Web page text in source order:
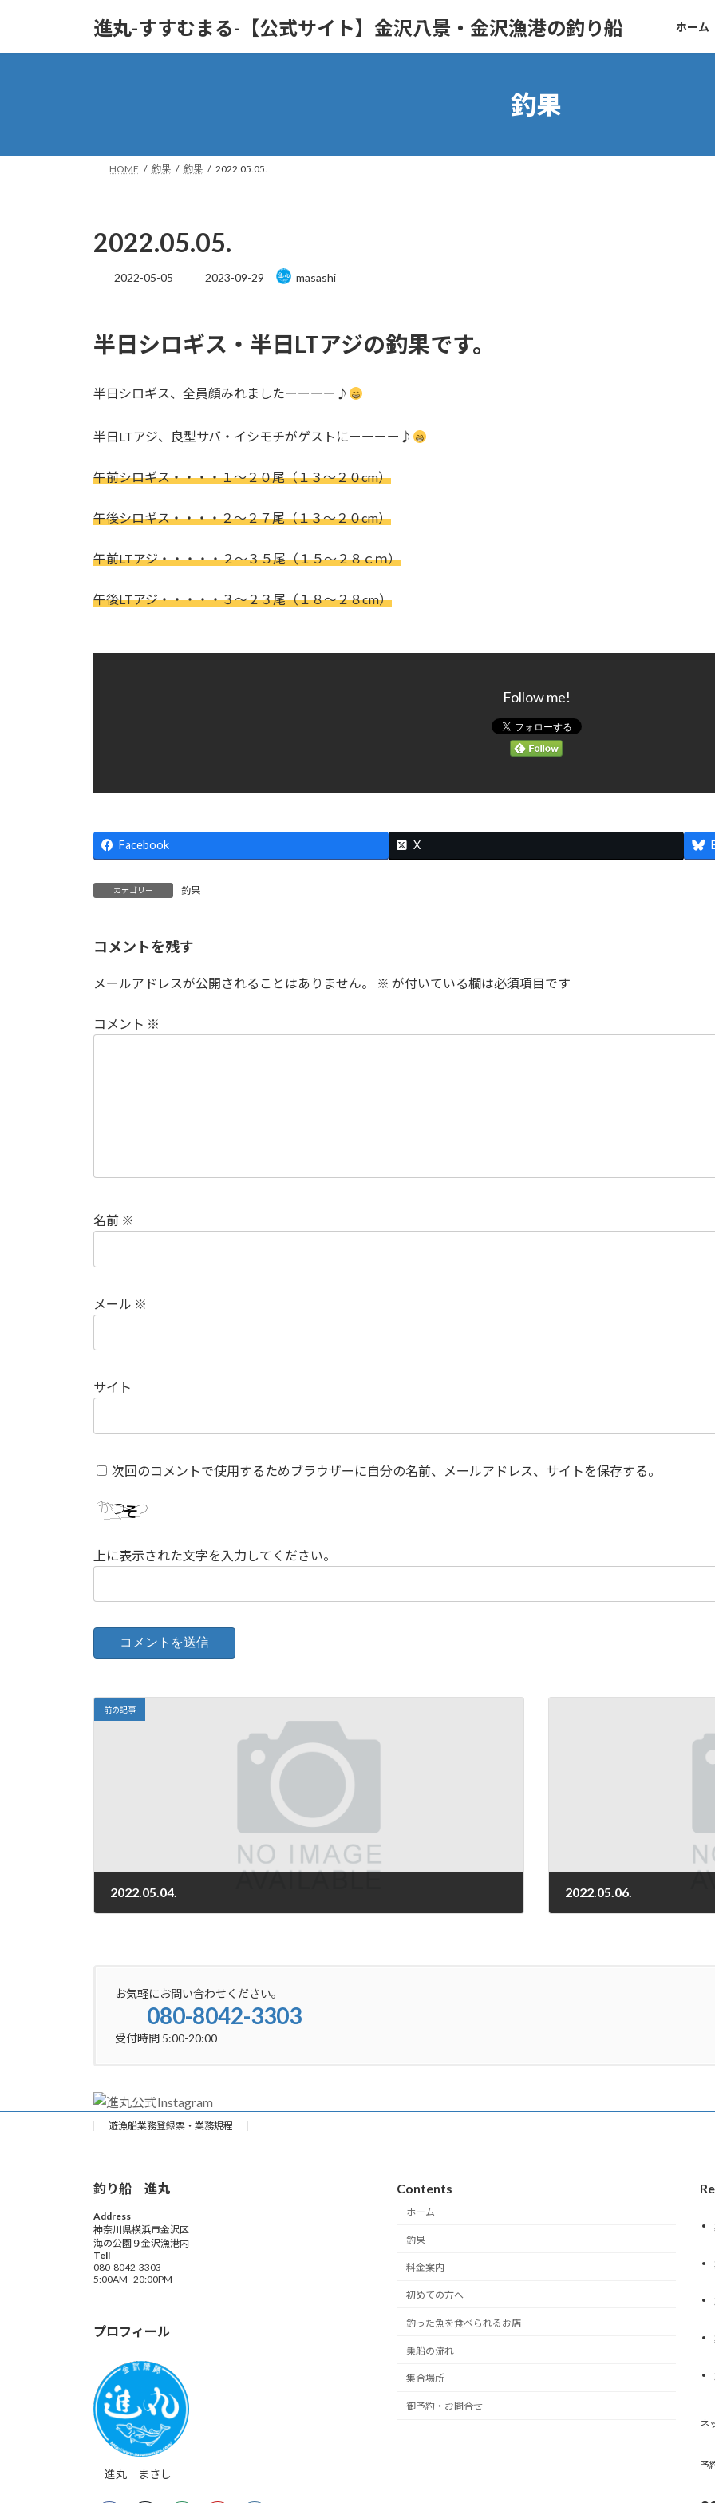
進丸-すすむまる-【公式サイト】金沢八景・金沢漁港の釣り船 ホーム
釣果
HOME 釣果 釣果 2022.05.05.
2022.05.05.
2022-05-05
最
日
時
2023-09-29 masashi
半日シロギス・半日LTアジの釣果です。
半日シロギス、全員顔みれましたーーーー♪
半日LTアジ、良型サバ・イシモチがゲストにーーーー♪
午前シロギス・・・・１～２０尾（１３～２０cm）
午後シロギス・・・・２～２７尾（１３～２０cm）
午前LTアジ・・・・・２～３５尾（１５～２８ｃｍ）
午後LTアジ・・・・・３～２３尾（１８～２８cm）
Follow me!
Facebook X
カテゴリー 釣果
コメントを残す
メールアドレスが公開されることはありません。 ※ が付いている欄は必須項目です
コメント ※
名前 ※
メール ※
サイト
次回のコメントで使用するためブラウザーに自分の名前、メールアドレス、サイトを保存する。
上に表示された文字を入力してください。
前の記事
2022.05.04. 2022.05.06.
お気軽にお問い合わせください。
080-8042-3303
受付時間 5:00-20:00
遊漁船業務登録票・業務規程
釣り船 進丸
Address
神奈川県横浜市金沢区
海の公園９金沢漁港内
Tell
080-8042-3303
5:00AM–20:00PM
プロフィール
進丸 まさし
Contents
ホーム
釣果
料金案内
初めての方へ
釣った魚を食べられるお店
乗船の流れ
集合場所
御予約・お問合せ
ネ
予